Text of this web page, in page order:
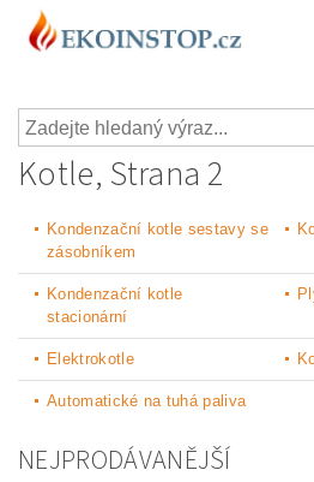
Kotle, Strana 2
Kondenzační kotle sestavy se
zásobníkem
Kondenzační kotle
stacionární
Elektrokotle
Automatické na tuhá paliva
NEJPRODÁVANĚJŠÍ